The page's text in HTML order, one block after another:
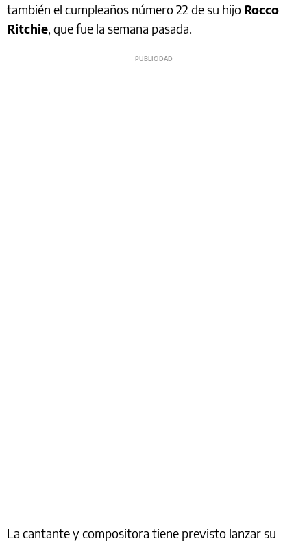
también el cumpleaños número 22 de su hijo Rocco
Ritchie, que fue la semana pasada.
La cantante y compositora tiene previsto lanzar su